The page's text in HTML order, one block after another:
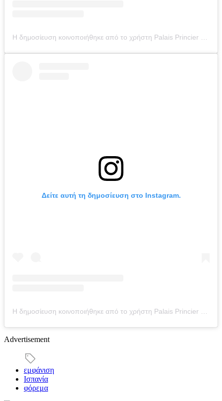
Δείτε αυτή τη δημοσίευση στο Instagram.
Advertisement
εμφάνιση
Ισπανία
φόρεμα